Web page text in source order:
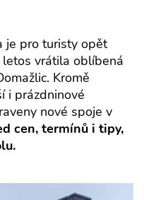
je pro turisty opět
vrátila oblíbená
Kromě
i prázdninové
nové spoje v
cen, termínů i tipy,